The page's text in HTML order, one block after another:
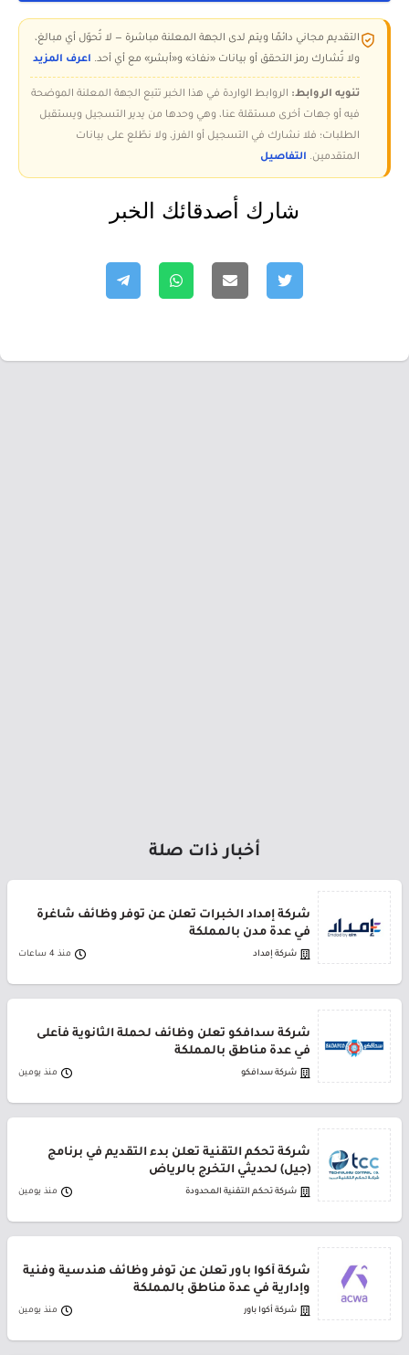
التقديم مجاني دائمًا ويتم لدى الجهة المعلنة مباشرة — لا تُحوّل أي مبالغ،
ولا تُشارك رمز التحقق أو بيانات «نفاذ» و«أبشر» مع أي أحد. اعرف المزيد
تنويه الروابط: الروابط الواردة في هذا الخبر تتبع الجهة المعلنة الموضحة
فيه أو جهات أخرى مستقلة عنا، وهي وحدها من يدير التسجيل ويستقبل
الطلبات؛ فلا نشارك في التسجيل أو الفرز، ولا نطّلع على بيانات
المتقدمين. التفاصيل
شارك أصدقائك الخبر
أخبار ذات صلة
شركة إمداد الخبرات تعلن عن توفر وظائف شاغرة
في عدة مدن بالمملكة
شركة إمداد منذ 4 ساعات
شركة سدافكو تعلن وظائف لحملة الثانوية فأعلى
في عدة مناطق بالمملكة
شركة سدافكو منذ يومين
شركة تحكم التقنية تعلن بدء التقديم في برنامج
(جيل) لحديثي التخرج بالرياض
شركة تحكم التقنية المحدودة منذ يومين
شركة أكوا باور تعلن عن توفر وظائف هندسية وفنية
وإدارية في عدة مناطق بالمملكة
شركة أكوا باور منذ يومين